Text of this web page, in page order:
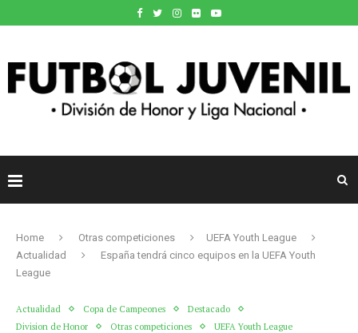
Home Otras competiciones
UEFA Youth League
Actualidad
España tendrá cinco equipos en la UEFA Youth
League
Actualidad Copa de Campeones
Destacado
Division de Honor
Otras competiciones UEFA Youth League